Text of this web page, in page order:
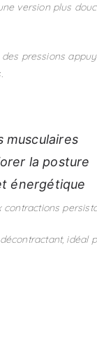
version plus
pressions
musculaires
la posture
énergétique
idéal